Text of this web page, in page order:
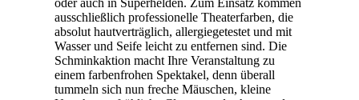
ausschließlich professionelle Theaterfarben, die
absolut hautverträglich, allergiegetestet und mit
Wasser und Seife leicht zu entfernen sind. Die
Schminkaktion macht Ihre Veranstaltung zu
einem farbenfrohen Spektakel, denn überall
tummeln sich nun freche Mäuschen, kleine